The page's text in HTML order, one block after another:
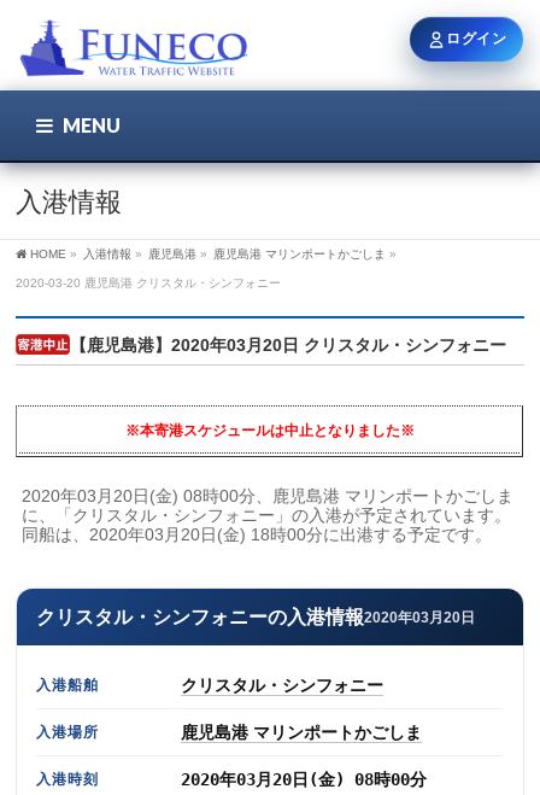
MENU
入港情報
HOME » 入港情報 » 鹿児島港 » 鹿児島港 マリンポートかごしま »
2020-03-20 鹿児島港 クリスタル・シンフォニー
【鹿児島港】2020年03月20日 クリスタル・シンフォニー
※本寄港スケジュールは中止となりました※
2020年03月20日(金) 08時00分、鹿児島港 マリンポートかごしま
に、「クリスタル・シンフォニー」の入港が予定されています。
同船は、2020年03月20日(金) 18時00分に出港する予定です。
クリスタル・シンフォニーの入港情報2020年03月20日
入港船舶 クリスタル・シンフォニー
入港場所 鹿児島港 マリンポートかごしま
入港時刻 2020年03月20日(金) 08時00分
ログイン
ユーザー名 / メール
新規登録 パスワードを忘れた方